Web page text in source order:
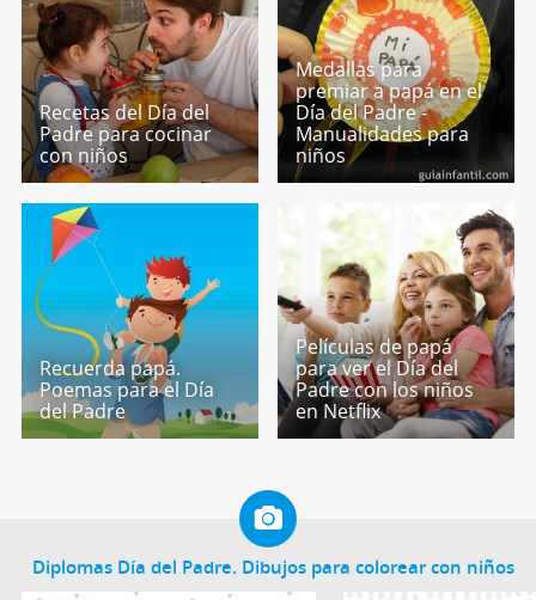
Recetas del Día del
Padre para cocinar
con niños
Medallas para
premiar a papá en el
Día del Padre -
Manualidades para
niños
Recuerda papá.
Poemas para el Día
del Padre
Películas de papá
para ver el Día del
Padre con los niños
en Netflix
Diplomas Día del Padre. Dibujos para colorear con niños